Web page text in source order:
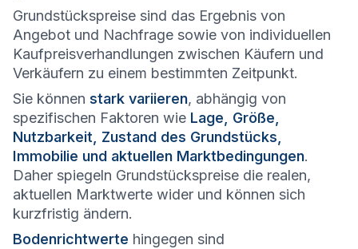
Grundstückspreise sind das Ergebnis von
Angebot und Nachfrage sowie von individuellen
Kaufpreisverhandlungen zwischen Käufern und
Verkäufern zu einem bestimmten Zeitpunkt.
Sie können stark variieren, abhängig von
spezifischen Faktoren wie Lage, Größe,
Nutzbarkeit, Zustand des Grundstücks,
Immobilie und aktuellen Marktbedingungen.
Daher spiegeln Grundstückspreise die realen,
aktuellen Marktwerte wider und können sich
kurzfristig ändern.
Bodenrichtwerte hingegen sind